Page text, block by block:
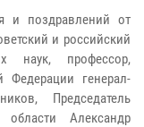
и поздравлений от
и российский
наук, профессор,
Федерации генерал-
Председатель
Александр